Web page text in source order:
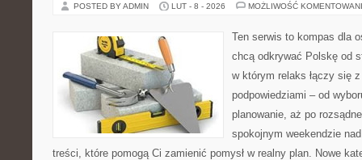
POSTED BY ADMIN LUT - 8 - 2026 MOŻLIWOŚĆ
Ten serwis to kompas dla
chcą odkrywać Polskę od
w którym relaks łączy się
podpowiedziami – od
planowanie, aż po
spokojnym weekendzie
treści, które pomogą Ci zamienić pomysł w realny plan. Nowe